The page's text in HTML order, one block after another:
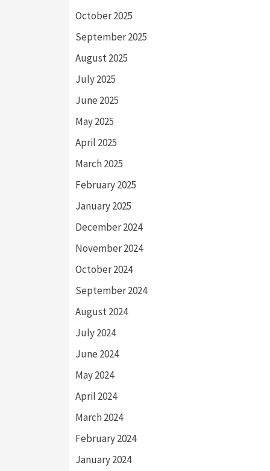
October 2025
September 2025
August 2025
July 2025
June 2025
May 2025
April 2025
March 2025
February 2025
January 2025
December 2024
November 2024
October 2024
September 2024
August 2024
July 2024
June 2024
May 2024
April 2024
March 2024
February 2024
January 2024